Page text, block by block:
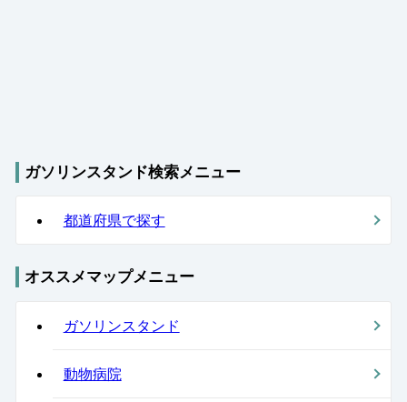
ガソリンスタンド検索メニュー
都道府県で探す
オススメマップメニュー
ガソリンスタンド
動物病院